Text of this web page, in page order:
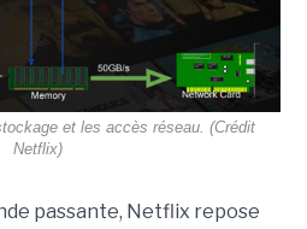
et les accès réseau. (Crédit
Netflix)
passante, Netflix repose